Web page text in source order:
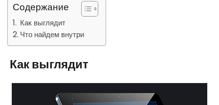
Содержание
Как выглядит
Что найдем внутри
Как выглядит